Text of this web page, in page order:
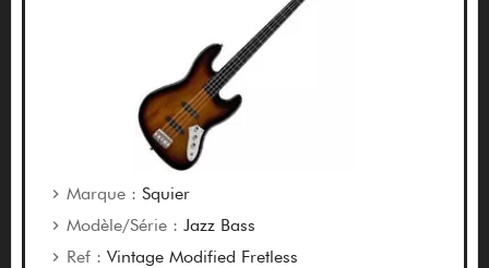
Marque : Squier
Modèle/Série : Jazz Bass
Ref : Vintage Modified Fretless